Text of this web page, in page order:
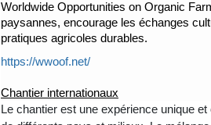
Worldwide Opportunities on Organic
paysannes, encourage les échanges
pratiques agricoles durables.
https://wwoof.net/
Chantier internationaux
Le chantier est une expérience unique